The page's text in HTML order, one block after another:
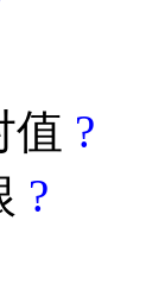
值 ?
?